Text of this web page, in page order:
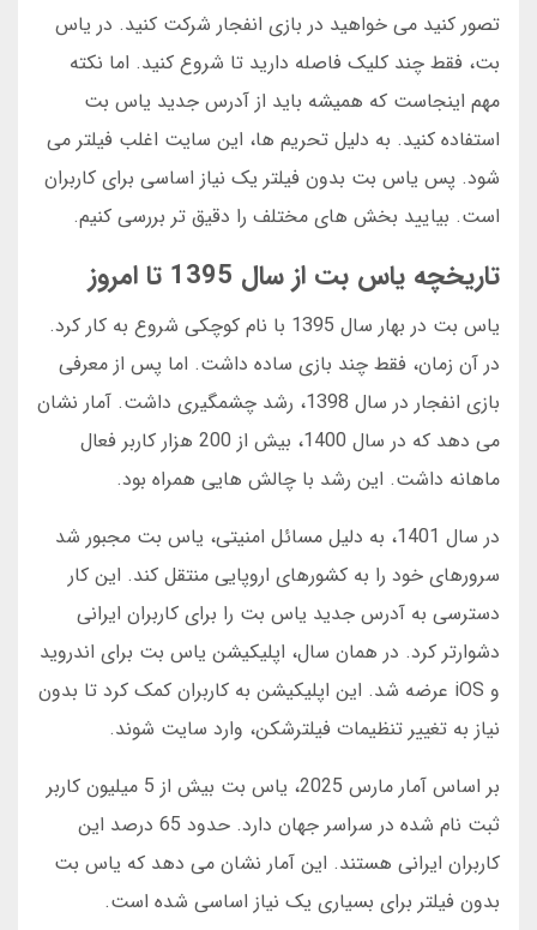
تصور کنید می خواهید در بازی انفجار شرکت کنید. در یاس
بت، فقط چند کلیک فاصله دارید تا شروع کنید. اما نکته
مهم اینجاست که همیشه باید از آدرس جدید یاس بت
استفاده کنید. به دلیل تحریم ها، این سایت اغلب فیلتر می
شود. پس یاس بت بدون فیلتر یک نیاز اساسی برای کاربران
است. بیایید بخش های مختلف را دقیق تر بررسی کنیم.
تاریخچه یاس بت از سال 1395 تا امروز
یاس بت در بهار سال 1395 با نام کوچکی شروع به کار کرد.
در آن زمان، فقط چند بازی ساده داشت. اما پس از معرفی
بازی انفجار در سال 1398، رشد چشمگیری داشت. آمار نشان
می دهد که در سال 1400، بیش از 200 هزار کاربر فعال
ماهانه داشت. این رشد با چالش هایی همراه بود.
در سال 1401، به دلیل مسائل امنیتی، یاس بت مجبور شد
سرورهای خود را به کشورهای اروپایی منتقل کند. این کار
دسترسی به آدرس جدید یاس بت را برای کاربران ایرانی
دشوارتر کرد. در همان سال، اپلیکیشن یاس بت برای اندروید
و iOS عرضه شد. این اپلیکیشن به کاربران کمک کرد تا بدون
نیاز به تغییر تنظیمات فیلترشکن، وارد سایت شوند.
بر اساس آمار مارس 2025، یاس بت بیش از 5 میلیون کاربر
ثبت نام شده در سراسر جهان دارد. حدود 65 درصد این
کاربران ایرانی هستند. این آمار نشان می دهد که یاس بت
بدون فیلتر برای بسیاری یک نیاز اساسی شده است.